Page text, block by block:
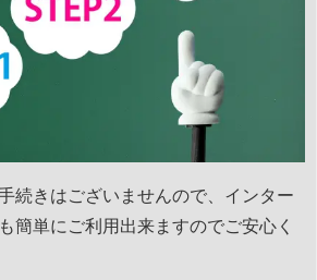
続きはございませんので、インター
簡単にご利用出来ますのでご安心く